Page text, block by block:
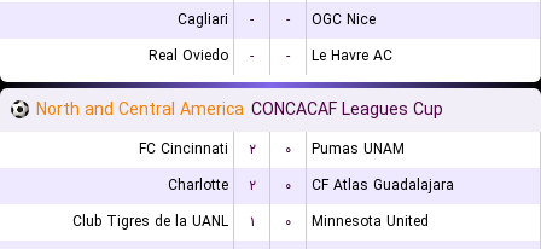
Cagliari
- -
OGC Nice
Real Oviedo
- - Le Havre AC
North and Central America CONCACAF Leagues Cup
FC Cincinnati ۲ ۰
Pumas UNAM
Charlotte
۲ ۰
CF Atlas Guadalajara
Club Tigres de la UANL
۱ ۰
Minnesota United